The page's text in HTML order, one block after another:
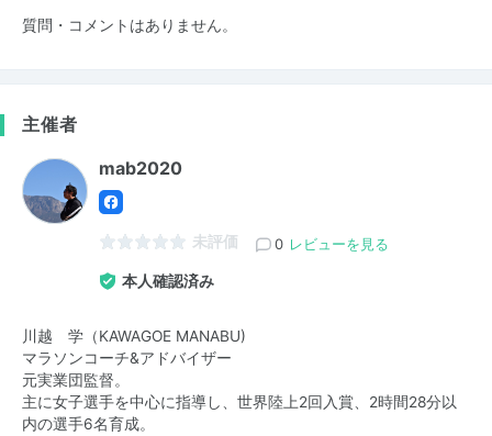
質問・コメントはありません。
主催者
mab2020
未評価 0 レビューを見る
本人確認済み
川越 学（KAWAGOE MANABU)
マラソンコーチ&アドバイザー
元実業団監督。
主に女子選手を中心に指導し、世界陸上2回入賞、2時間28分以
内の選手6名育成。